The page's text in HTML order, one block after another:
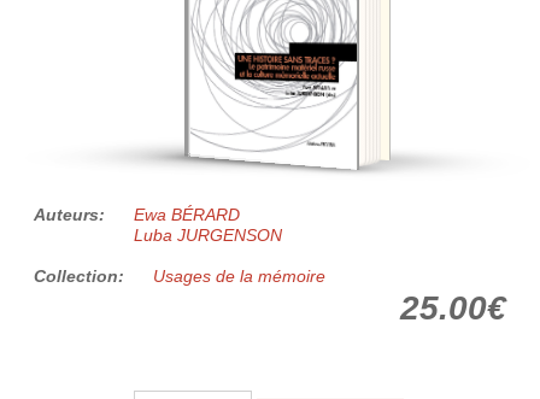
Auteurs:
Ewa BÉRARD
Luba JURGENSON
Collection: Usages de la mémoire
25.00€